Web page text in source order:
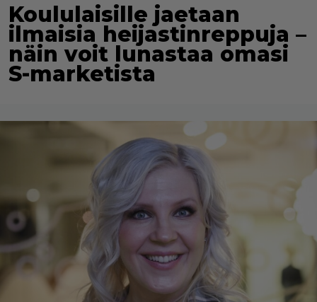
Koululaisille jaetaan
ilmaisia heijastinreppuja –
näin voit lunastaa omasi
S-marketista